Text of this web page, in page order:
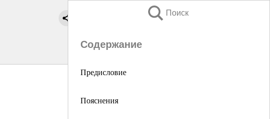
Поиск
Содержание
Предисловие
Пояснения